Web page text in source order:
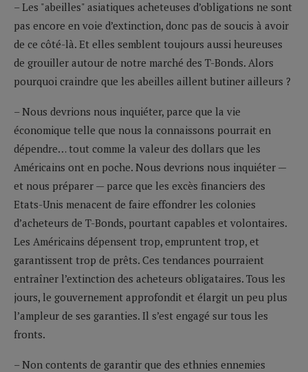
– Les "abeilles" asiatiques acheteuses d’obligations ne sont
pas encore en voie d’extinction, donc pas de soucis à avoir
de ce côté-là. Et elles semblent toujours aussi heureuses
de grouiller autour de notre marché des T-Bonds. Alors
pourquoi craindre que les abeilles aillent butiner ailleurs ?
– Nous devrions nous inquiéter, parce que la vie
économique telle que nous la connaissons pourrait en
dépendre… tout comme la valeur des dollars que les
Américains ont en poche. Nous devrions nous inquiéter —
et nous préparer — parce que les excès financiers des
Etats-Unis menacent de faire effondrer les colonies
d’acheteurs de T-Bonds, pourtant capables et volontaires.
Les Américains dépensent trop, empruntent trop, et
garantissent trop de prêts. Ces tendances pourraient
entraîner l’extinction des acheteurs obligataires. Tous les
jours, le gouvernement approfondit et élargit un peu plus
l’ampleur de ses garanties. Il s’est engagé sur tous les
fronts.
– Non contents de garantir que des ethnies ennemies